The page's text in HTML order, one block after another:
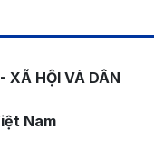
XÃ HỘI VÀ DÂN
Nam